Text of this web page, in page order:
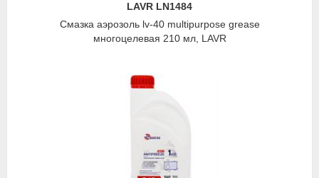
LAVR LN1484
Смазка аэрозоль lv-40 multipurpose grease
многоцелевая 210 мл, LAVR